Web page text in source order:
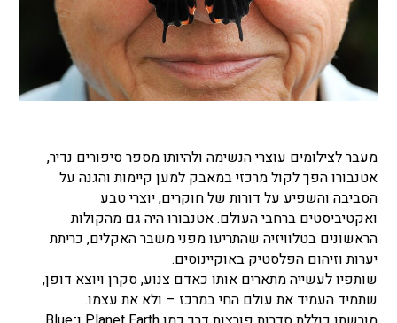
מעבר לצילומים עוצרי הנשימה ולהיותו מספר סיפורים נדיר,
אטנבורו הפך לקול מרכזי במאבק למען קיימות והגנה על
הסביבה והשפיע על דורות של חוקרים, יוצרי טבע
ואקטיביסטים ברחבי העולם. אטנבורו היה גם מהקולות
הראשונים בטלוויזיה שהתריעו מפני משבר האקלים, כריתת
יערות וזיהום הפלסטיק באוקיינוסים.
שותפיו לעשייה מתארים אותו כאדם צנוע, סקרן ויוצא דופן,
שתמיד העמיד את עולם החי במרכז – ולא את עצמו.